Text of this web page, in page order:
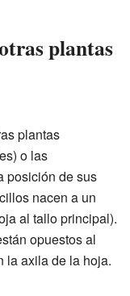
plantas
plantas
o las
posición de sus
nacen a un
al tallo principal).
opuestos al
la axila de la hoja.